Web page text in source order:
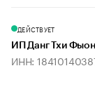
ДЕЙСТВУЕТ
ИП Данг Тхи
ИНН: